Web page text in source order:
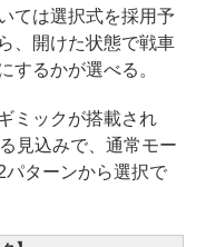
ては選択式を採用予
、開けた状態で戦車
するかが選べる。
ミックが搭載され
見込みで、通常モー
パターンから選択で